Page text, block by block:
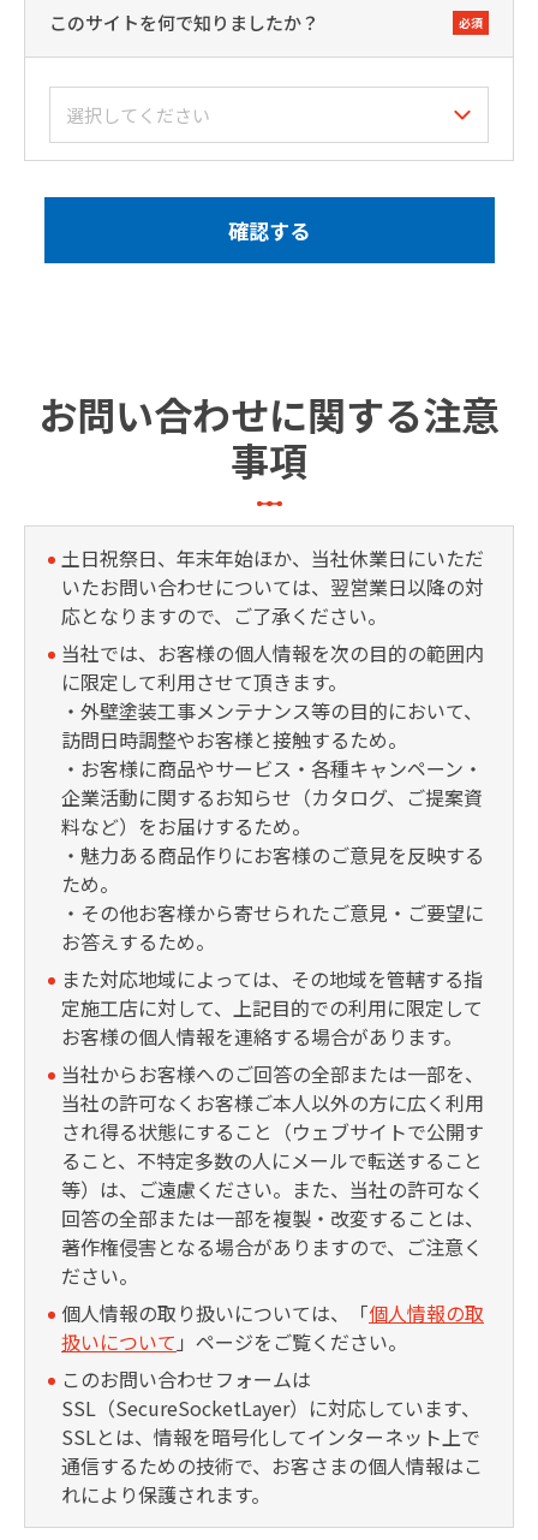
このサイトを何で知りましたか？ 必須
お問い合わせに関する注意
事項
土日祝祭日、年末年始ほか、当社休業日にいただ
いたお問い合わせについては、翌営業日以降の対
応となりますので、ご了承ください。
当社では、お客様の個人情報を次の目的の範囲内
に限定して利用させて頂きます。
・外壁塗装工事メンテナンス等の目的において、
訪問日時調整やお客様と接触するため。
・お客様に商品やサービス・各種キャンペーン・
企業活動に関するお知らせ（カタログ、ご提案資
料など）をお届けするため。
・魅力ある商品作りにお客様のご意見を反映する
ため。
・その他お客様から寄せられたご意見・ご要望に
お答えするため。
また対応地域によっては、その地域を管轄する指
定施工店に対して、上記目的での利用に限定して
お客様の個人情報を連絡する場合があります。
当社からお客様へのご回答の全部または一部を、
当社の許可なくお客様ご本人以外の方に広く利用
され得る状態にすること（ウェブサイトで公開す
ること、不特定多数の人にメールで転送すること
等）は、ご遠慮ください。また、当社の許可なく
回答の全部または一部を複製・改変することは、
著作権侵害となる場合がありますので、ご注意く
ださい。
個人情報の取り扱いについては、「個人情報の取
扱いについて 」ページをご覧ください。
このお問い合わせフォームは
SSL（SecureSocketLayer）に対応しています、
SSLとは、情報を暗号化してインターネット上で
通信するための技術で、お客さまの個人情報はこ
れにより保護されます。